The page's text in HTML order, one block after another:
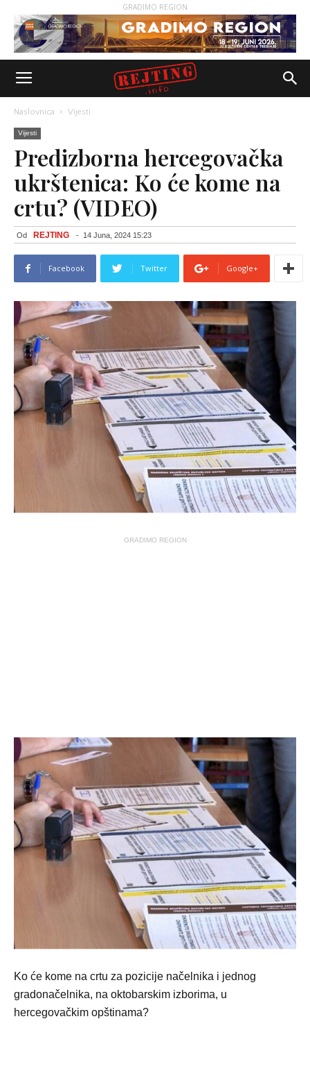
GRADIMO REGION
Naslovnica Vijesti
Vijesti
Predizborna hercegovačka
ukrštenica: Ko će kome na
crtu? (VIDEO)
Od REJTING - 14 Juna, 2024 15:23
Facebook Twitter Google+
GRADIMO REGION
Ko će kome na crtu za pozicije načelnika i jednog
gradonačelnika, na oktobarskim izborima, u
hercegovačkim opštinama?